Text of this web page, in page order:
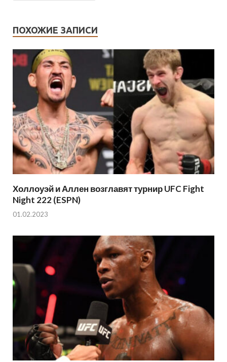
ПОХОЖИЕ ЗАПИСИ
Холлоуэй и Аллен возглавят турнир UFC Fight
Night 222 (ESPN)
01.02.2023